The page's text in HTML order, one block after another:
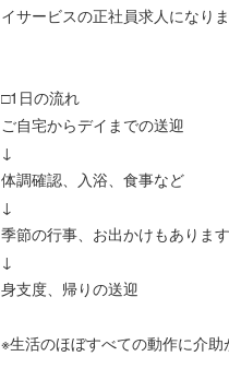
イサービスの正社員求人になりま
□1日の流れ
ご自宅からデイまでの送迎
↓
体調確認、入浴、食事など
↓
季節の行事、お出かけもあります
↓
身支度、帰りの送迎
※生活のほぼすべての動作に介助